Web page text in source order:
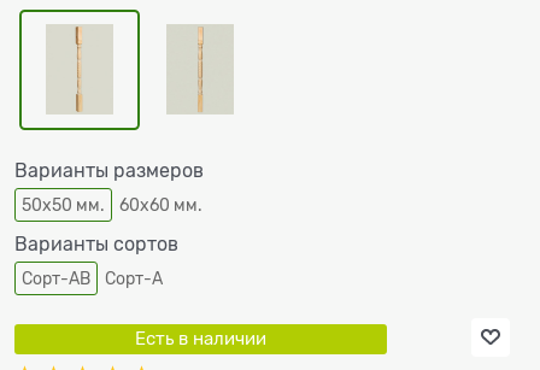
Варианты размеров
50х50 мм. 60х60 мм.
Варианты сортов
Сорт-АВ Сорт-А
Есть в наличии